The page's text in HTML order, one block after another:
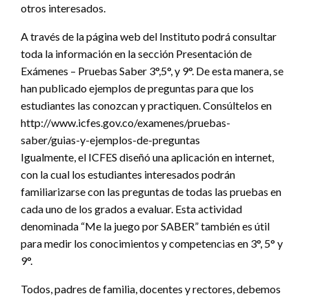
otros interesados.
A través de la página web del Instituto podrá consultar
toda la información en la sección Presentación de
Exámenes – Pruebas Saber 3°,5°, y 9°. De esta manera, se
han publicado ejemplos de preguntas para que los
estudiantes las conozcan y practiquen. Consúltelos en
http://www.icfes.gov.co/examenes/pruebas-
saber/guias-y-ejemplos-de-preguntas
Igualmente, el ICFES diseñó una aplicación en internet,
con la cual los estudiantes interesados podrán
familiarizarse con las preguntas de todas las pruebas en
cada uno de los grados a evaluar. Esta actividad
denominada “Me la juego por SABER” también es útil
para medir los conocimientos y competencias en 3°, 5° y
9°.
Todos, padres de familia, docentes y rectores, debemos